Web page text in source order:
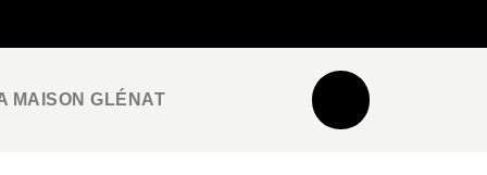
MAISON GLÉNAT